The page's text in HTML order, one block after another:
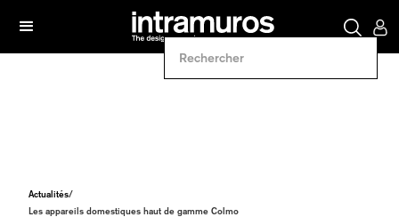
Actualités/
Les appareils domestiques haut de gamme Colmo